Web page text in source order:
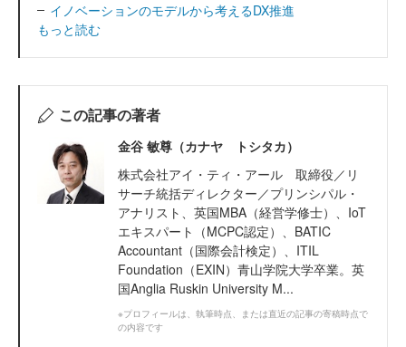
イノベーションのモデルから考えるDX推進
もっと読む
この記事の著者
金谷 敏尊（カナヤ トシタカ）
株式会社アイ・ティ・アール 取締役／リ
サーチ統括ディレクター／プリンシパル・
アナリスト、英国MBA（経営学修士）、IoT
エキスパート（MCPC認定）、BATIC
Accountant（国際会計検定）、ITIL
Foundation（EXIN）青山学院大学卒業。英
国Anglia Ruskin University M...
※プロフィールは、執筆時点、または直近の記事の寄稿時点で
の内容です